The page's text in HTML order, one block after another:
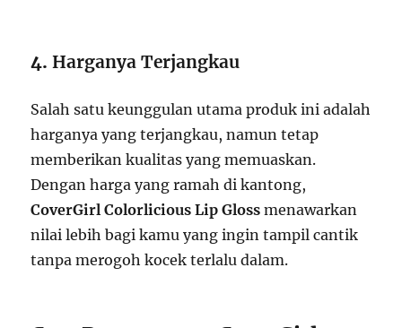
4.Harganya Terjangkau
Salah satu keunggulan utama produk ini adalah
harganya yang terjangkau, namun tetap
memberikan kualitas yang memuaskan.
Dengan harga yang ramah di kantong,
CoverGirl Colorlicious Lip Gloss menawarkan
nilai lebih bagi kamu yang ingin tampil cantik
tanpa merogoh kocek terlalu dalam.